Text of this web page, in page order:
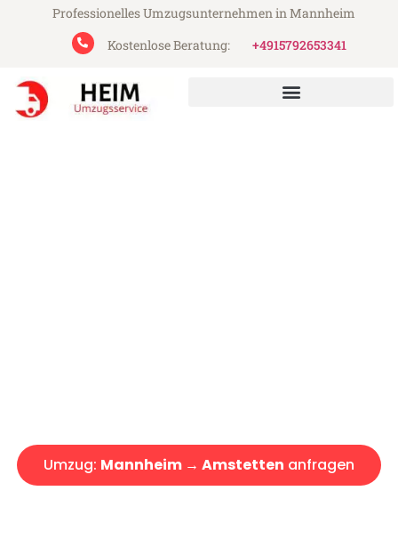
Professionelles Umzugsunternehmen in Mannheim
Kostenlose Beratung:
+4915792653341
Umzug: Mannheim → Amstetten anfragen